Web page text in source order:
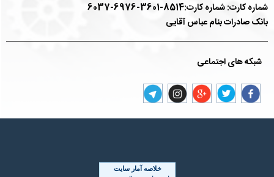
شماره کارت: شماره کارت:8514-3601-6976-6037
بانک صادرات بنام عباس آقایی
شبکه های اجتماعی
OpenStreetMapcontributors,CC-BY-SA, Imagery ©